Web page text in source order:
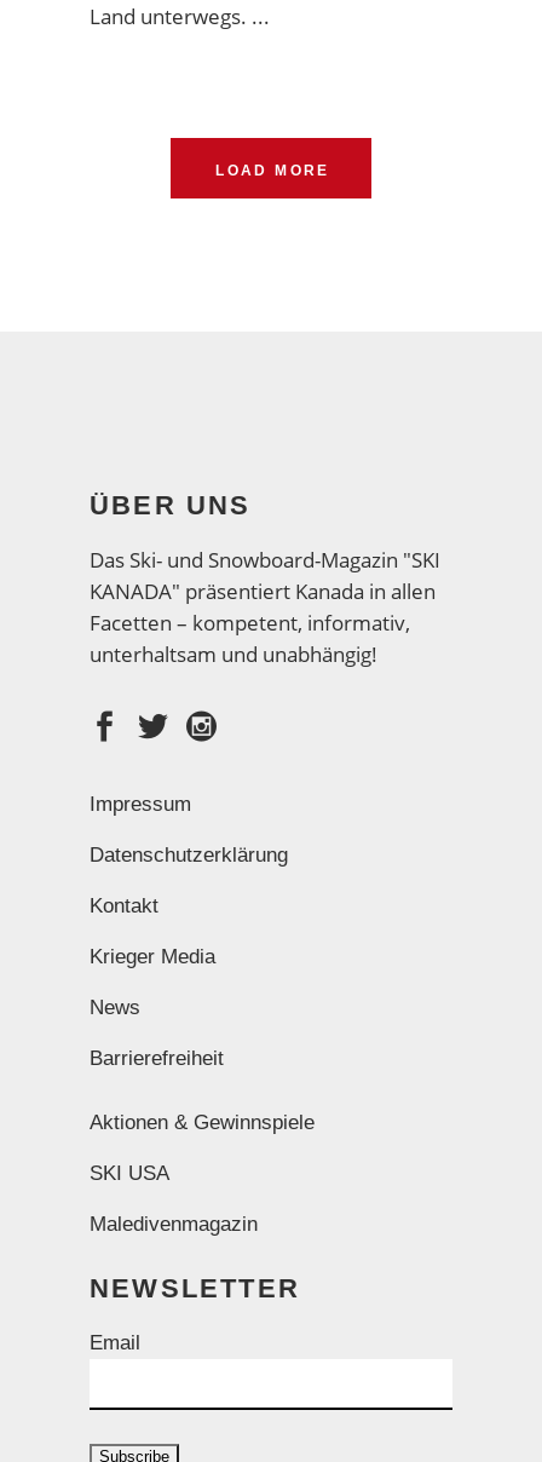
Land unterwegs.
LOAD MORE
ÜBER UNS
Das Ski- und Snowboard-Magazin "SKI
KANADA" präsentiert Kanada in allen
Facetten – kompetent, informativ,
unterhaltsam und unabhängig!
Impressum
Datenschutzerklärung
Kontakt
Krieger Media
News
Barrierefreiheit
Aktionen & Gewinnspiele
SKI USA
Maledivenmagazin
NEWSLETTER
Email